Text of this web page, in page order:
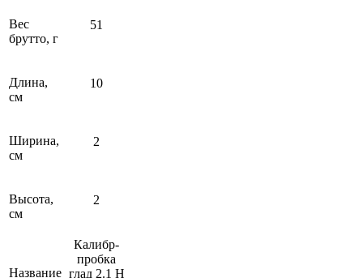
Вес
брутто, г
51
Длина,
см
10
Ширина,
см
2
Высота,
см
2
Название
Калибр-
пробка
глад 2.1 Н